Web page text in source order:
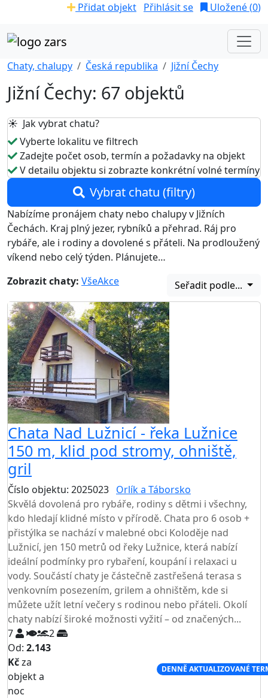
Přidat objekt Přihlásit se Uložené (0)
Chaty, chalupy Česká republika Jižní Čechy
Jižní Čechy: 67 objektů
☀️ Jak vybrat chatu?
Vyberte lokalitu ve filtrech
Zadejte počet osob, termín a požadavky na objekt
V detailu objektu si zobrazte konkrétní volné termíny
Vybrat chatu (filtry)
Nabízíme pronájem chaty nebo chalupy v Jižních
Čechách. Kraj plný jezer, rybníků a přehrad. Ráj pro
rybáře, ale i rodiny a dovolené s přáteli. Na prodloužený
víkend nebo celý týden. Plánujete…
Zobrazit chaty: VšeAkce Seřadit podle...
Chata Nad Lužnicí - řeka Lužnice
150 m, klid pod stromy, ohniště,
gril
Číslo objektu: 2025023 Orlík a Táborsko
Skvělá dovolená pro rybáře, rodiny s dětmi i všechny,
kdo hledají klidné místo v přírodě. Chata pro 6 osob +
přistýlka se nachází v malebné obci Koloděje nad
Lužnicí, jen 150 metrů od řeky Lužnice, která nabízí
ideální podmínky pro rybaření, koupání i relaxaci u
vody. Součástí chaty je částečně zastřešená terasa s
venkovním posezením, grilem a ohništěm, kde si
můžete užít letní večery s rodinou nebo přáteli. Okolí
chaty nabízí široké možnosti vyžití – od značených...
7
2
Od: 2.143
Kčza
objekt a
noc
DENNĚ AKTUALIZOVANÉ